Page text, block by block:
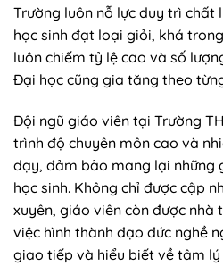
Trường luôn nỗ lực duy trì chất
học sinh đạt loại giỏi, khá
luôn chiếm tỷ lệ cao và số
Đại học cũng gia tăng theo
Đội ngũ giáo viên tại Trường
trình độ chuyên môn cao và
dạy, đảm bảo mang lại những
học sinh. Không chỉ được cập
xuyên, giáo viên còn được nhà
việc hình thành đạo đức nghề
giao tiếp và hiểu biết về tâm lý